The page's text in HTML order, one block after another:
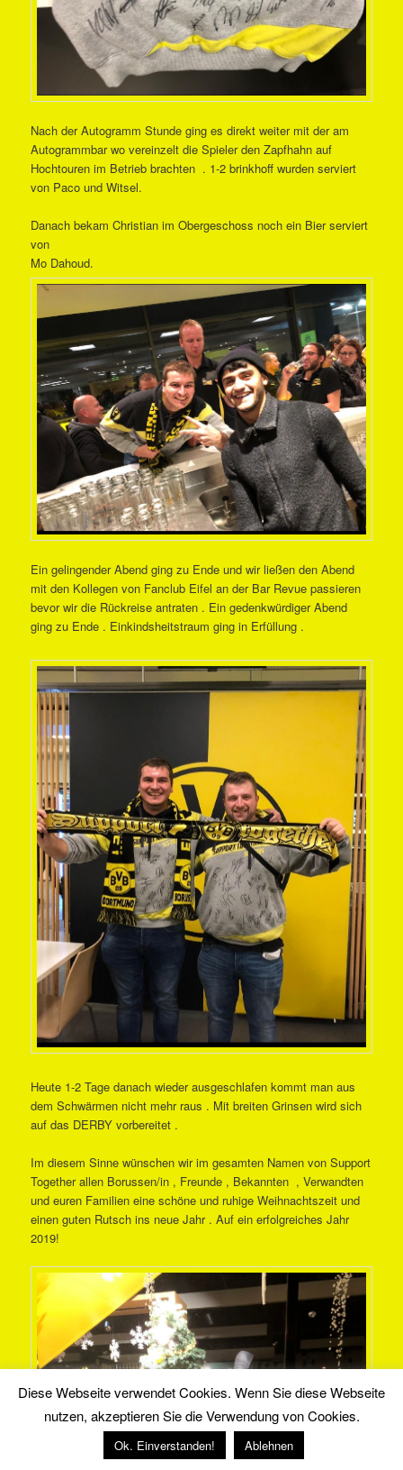
Nach der Autogramm Stunde ging es direkt weiter mit der am
Autogrammbar wo vereinzelt die Spieler den Zapfhahn auf
Hochtouren im Betrieb brachten . 1-2 brinkhoff wurden serviert
von Paco und Witsel.
Danach bekam Christian im Obergeschoss noch ein Bier serviert
von
Mo Dahoud.
Ein gelingender Abend ging zu Ende und wir ließen den Abend
mit den Kollegen von Fanclub Eifel an der Bar Revue passieren
bevor wir die Rückreise antraten . Ein gedenkwürdiger Abend
ging zu Ende . Einkindsheitstraum ging in Erfüllung .
Heute 1-2 Tage danach wieder ausgeschlafen kommt man aus
dem Schwärmen nicht mehr raus . Mit breiten Grinsen wird sich
auf das DERBY vorbereitet .
Im diesem Sinne wünschen wir im gesamten Namen von Support
Together allen Borussen/in , Freunde , Bekannten , Verwandten
und euren Familien eine schöne und ruhige Weihnachtszeit und
einen guten Rutsch ins neue Jahr . Auf ein erfolgreiches Jahr
2019!
Diese Webseite verwendet Cookies. Wenn Sie diese Webseite
nutzen, akzeptieren Sie die Verwendung von Cookies.
Ok. Einverstanden! Ablehnen